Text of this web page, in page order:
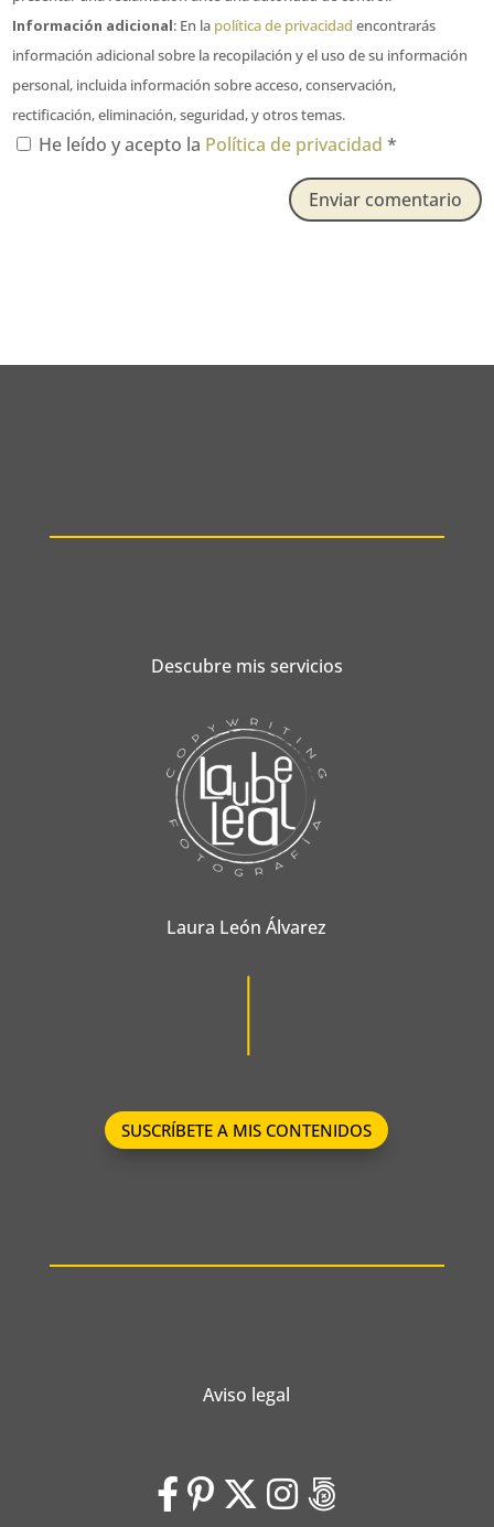
Información adicional: En la política de privacidad encontrarás
información adicional sobre la recopilación y el uso de su información
personal, incluida información sobre acceso, conservación,
rectificación, eliminación, seguridad, y otros temas.
He leído y acepto la Política de privacidad*
Enviar comentario
Descubre mis servicios
Laura León Álvarez
SUSCRÍBETE A MIS CONTENIDOS
Aviso legal